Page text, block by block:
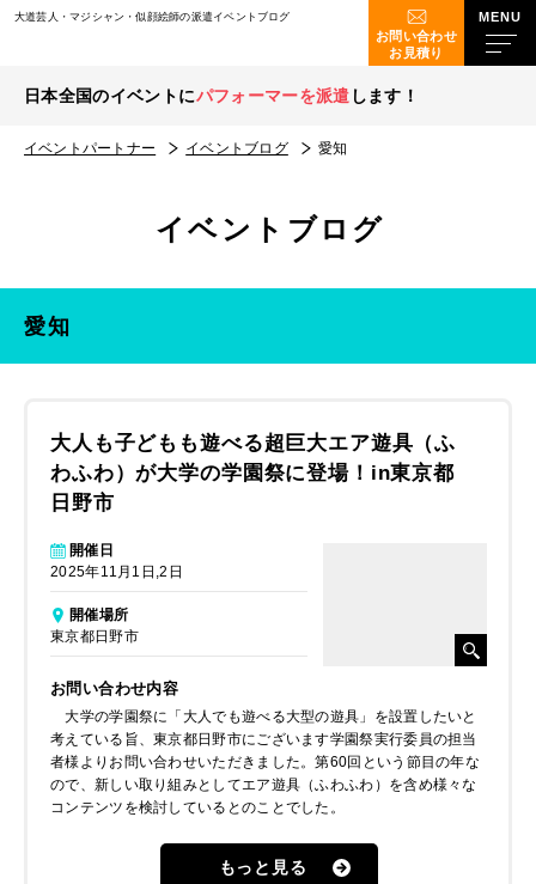
大道芸人・マジシャン・似顔絵師の派遣イベントブログ
お問い合わせ
お見積り
日本全国のイベントにパフォーマーを派遣 します！
イベントパートナー イベントブログ 愛知
イベントブログ
愛知
大人も子どもも遊べる超巨大エア遊具（ふ
わふわ）が大学の学園祭に登場！in東京都
日野市
開催日
2025年11月1日,2日
開催場所
東京都日野市
お問い合わせ内容
大学の学園祭に「大人でも遊べる大型の遊具」を設置したいと
考えている旨、東京都日野市にございます学園祭実行委員の担当
者様よりお問い合わせいただきました。第60回という節目の年な
ので、新しい取り組みとしてエア遊具（ふわふわ）を含め様々な
コンテンツを検討しているとのことでした。
もっと見る